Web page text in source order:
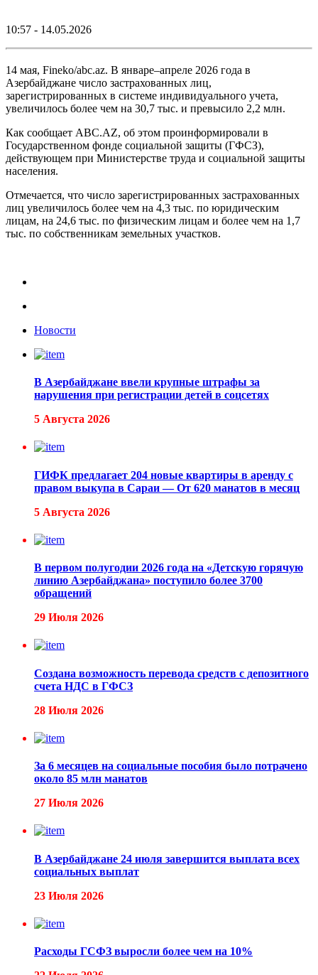
10:57 - 14.05.2026
14 мая, Fineko/abc.az. В январе–апреле 2026 года в
Азербайджане число застрахованных лиц,
зарегистрированных в системе индивидуального учета,
увеличилось более чем на 30,7 тыс. и превысило 2,2 млн.
Как сообщает ABC.AZ, об этом проинформировали в
Государственном фонде социальной защиты (ГФСЗ),
действующем при Министерстве труда и социальной защиты
населения.
Отмечается, что число зарегистрированных застрахованных
лиц увеличилось более чем на 4,3 тыс. по юридическим
лицам, на 24,6 тыс. по физическим лицам и более чем на 1,7
тыс. по собственникам земельных участков.
Новости
В Азербайджане ввели крупные штрафы за
нарушения при регистрации детей в соцсетях
5 Августа 2026
ГИФК предлагает 204 новые квартиры в аренду с
правом выкупа в Сараи — От 620 манатов в месяц
5 Августа 2026
В первом полугодии 2026 года на «Детскую горячую
линию Азербайджана» поступило более 3700
обращений
29 Июля 2026
Создана возможность перевода средств с депозитного
счета НДС в ГФСЗ
28 Июля 2026
За 6 месяцев на социальные пособия было потрачено
около 85 млн манатов
27 Июля 2026
В Азербайджане 24 июля завершится выплата всех
социальных выплат
23 Июля 2026
Расходы ГСФЗ выросли более чем на 10%